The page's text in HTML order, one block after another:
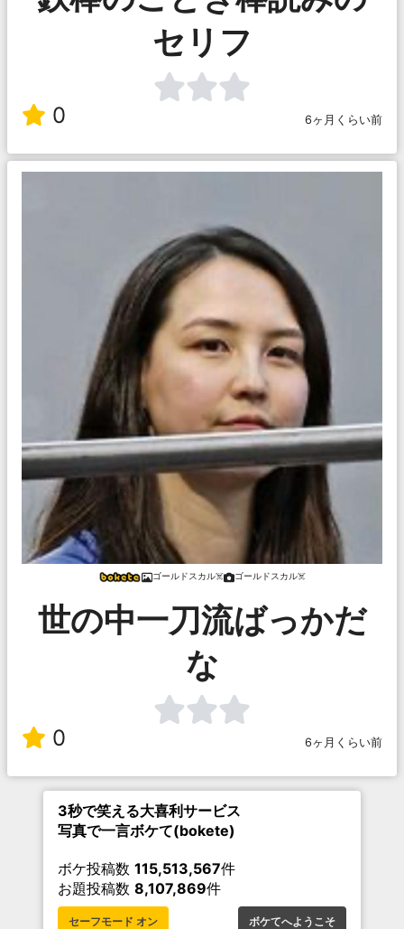
セリフ
0 6ヶ月くらい前
ゴールドスカル☠️ ゴールドスカル☠️
世の中一刀流ばっかだ
な
0 6ヶ月くらい前
3秒で笑える大喜利サービス
写真で一言ボケて(bokete)
ボケ投稿数 115,513,567件
お題投稿数 8,107,869件
セーフモード オン ボケてへようこそ